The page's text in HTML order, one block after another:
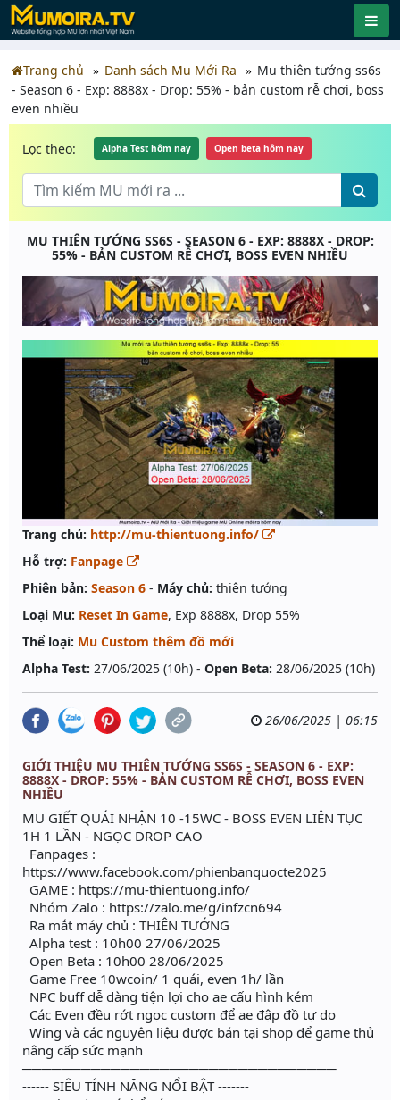
Trang chủ Danh sách Mu Mới Ra
Mu thiên tướng ss6s
- Season 6 - Exp: 8888x - Drop: 55% - bản custom rễ chơi, boss
even nhiều
Lọc theo: Alpha Test hôm nay Open beta hôm nay
MU THIÊN TƯỚNG SS6S - SEASON 6 - EXP: 8888X - DROP:
55% - BẢN CUSTOM RỄ CHƠI, BOSS EVEN NHIỀU
Trang chủ: http://mu-thientuong.info/
Hỗ trợ: Fanpage
Phiên bản: Season 6 - Máy chủ: thiên tướng
Loại Mu: Reset In Game, Exp 8888x, Drop 55%
Thể loại: Mu Custom thêm đồ mới
Alpha Test: 27/06/2025 (10h) - Open Beta: 28/06/2025 (10h)
26/06/2025 | 06:15
GIỚI THIỆU MU THIÊN TƯỚNG SS6S - SEASON 6 - EXP:
8888X - DROP: 55% - BẢN CUSTOM RỄ CHƠI, BOSS EVEN
NHIỀU
MU GIẾT QUÁI NHẬN 10 -15WC - BOSS EVEN LIÊN TỤC
1H 1 LẦN - NGỌC DROP CAO
Fanpages :
https://www.facebook.com/phienbanquocte2025
GAME : https://mu-thientuong.info/
Nhóm Zalo : https://zalo.me/g/infzcn694
Ra mắt máy chủ : THIÊN TƯỚNG
Alpha test : 10h00 27/06/2025
Open Beta : 10h00 28/06/2025
Game Free 10wcoin/ 1 quái, even 1h/ lần
NPC buff dễ dàng tiện lợi cho ae cấu hình kém
Các Even đều rớt ngọc custom để ae đập đồ tự do
Wing và các nguyên liệu được bán tại shop để game thủ
nâng cấp sức mạnh
────────────────────────────────
------ SIÊU TÍNH NĂNG NỔI BẬT -------